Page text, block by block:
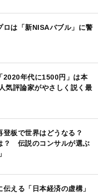
ロは「新NISAバブル」に警
2020年代に1500円」は本
気評論家がやさしく説く最
登板で世界はどうなる？
？ 伝説のコンサルが選ぶ
える「日本経済の虚構」